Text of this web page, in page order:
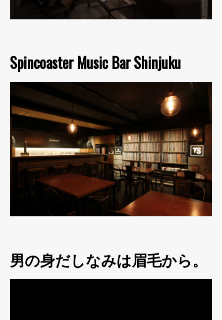
Spincoaster Music Bar Shinjuku
男の身だしなみは眉毛から。